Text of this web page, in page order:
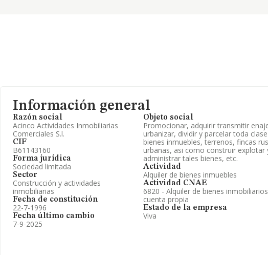
Información general
Razón social
Acinco Actividades Inmobiliarias
Comerciales S.l.
CIF
B61143160
Forma jurídica
Sociedad limitada
Sector
Construcción y actividades
inmobiliarias
Fecha de constitución
22-7-1996
Fecha último cambio
7-9-2025
Objeto social
Promocionar, adquirir transmitir
urbanizar, dividir y parcelar toda
bienes inmuebles, terrenos, fincas
urbanas, asi como construir explotar
administrar tales bienes, etc.
Actividad
Alquiler de bienes inmuebles
Actividad CNAE
6820 - Alquiler de bienes
cuenta propia
Estado de la empresa
Viva